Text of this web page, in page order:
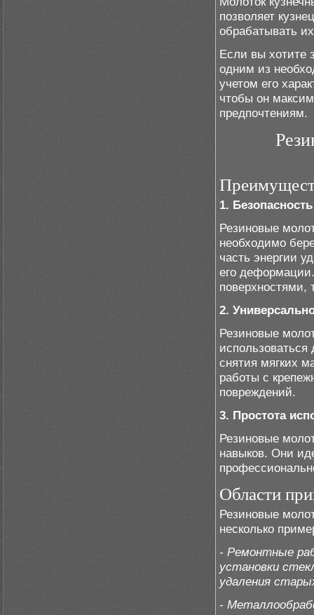
позволяет
обрабатывать
Если вы хотите
одним из
учетом его
чтобы он
предпочтениям.
1. Безопасность
Резиновые
необходимо
часть энергии
его
поверхностями,
2.
Резиновые
снятия мягких
работы с
повреждений.
3. Простота
Резиновые
навыков. Они
Области
Резиновые
несколько
- Ремонтные
установки
удаления
-